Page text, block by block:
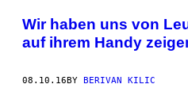
POSTS
BY
Wir haben uns von
auf ihrem Handy
08.10.16BY BERIVAN KILIC